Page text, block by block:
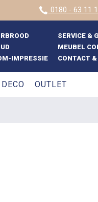
0180 - 63 11
SERVICE &
MEUBEL
IMPRESSIE
CONTACT
DECO OUTLET